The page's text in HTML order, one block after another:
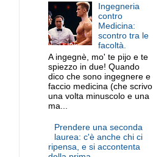
Ingegneria
contro
Medicina:
scontro tra le
facoltà.
A ingegnè, mo' te pijo e te
spiezzo in due! Quando
dico che sono ingegnere e
faccio medicina (che scrivo
una volta minuscolo e una
ma...
Prendere una seconda
laurea: c'è anche chi ci
ripensa, e si accontenta